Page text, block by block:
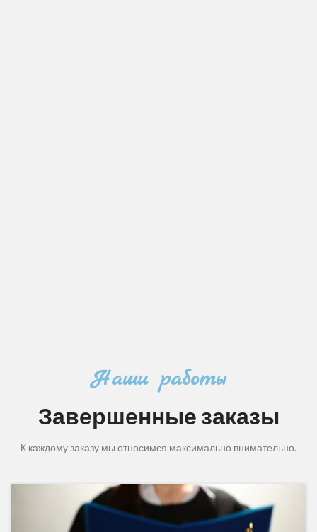
Наши работы
Завершенные заказы
К каждому заказу мы относимся максимально внимательно.